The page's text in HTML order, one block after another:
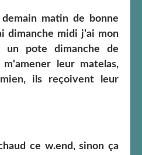
matin de bonne
dimanche midi j'ai mon
pote dimanche de
leur matelas,
ils reçoivent leur
ce w.end, sinon ça